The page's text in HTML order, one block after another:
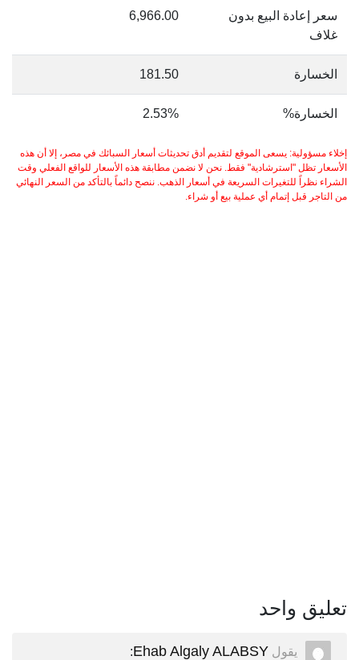
سعر إعادة البيع بدون
غلاف
6,966.00
الخسارة 181.50
الخسارة% 2.53%
إخلاء مسؤولية: يسعى الموقع لتقديم أدق تحديثات أسعار السبائك في مصر، إلا أن هذه
الأسعار تظل "استرشادية" فقط. نحن لا نضمن مطابقة هذه الأسعار للواقع الفعلي وقت
الشراء نظراً للتغيرات السريعة في أسعار الذهب. ننصح دائماً بالتأكد من السعر النهائي
من التاجر قبل إتمام أي عملية بيع أو شراء.
تعليق واحد
يقول Ehab Algaly ALABSY
: